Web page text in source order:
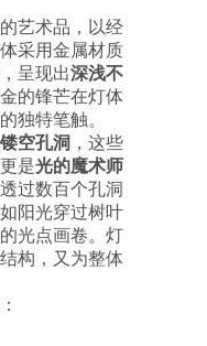
艺术品，以经
采用金属材质
呈现出​​深浅不
的锋芒在灯体
独特笔触。
空孔洞​ ​，这些
是​​光的魔术师​
过数百个孔洞
如阳光穿过树叶
光点画卷。灯
构，又为整体